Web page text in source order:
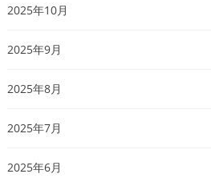
2025年10月
2025年9月
2025年8月
2025年7月
2025年6月